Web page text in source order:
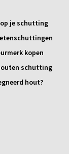
je schutting
kopen
schutting
hout?